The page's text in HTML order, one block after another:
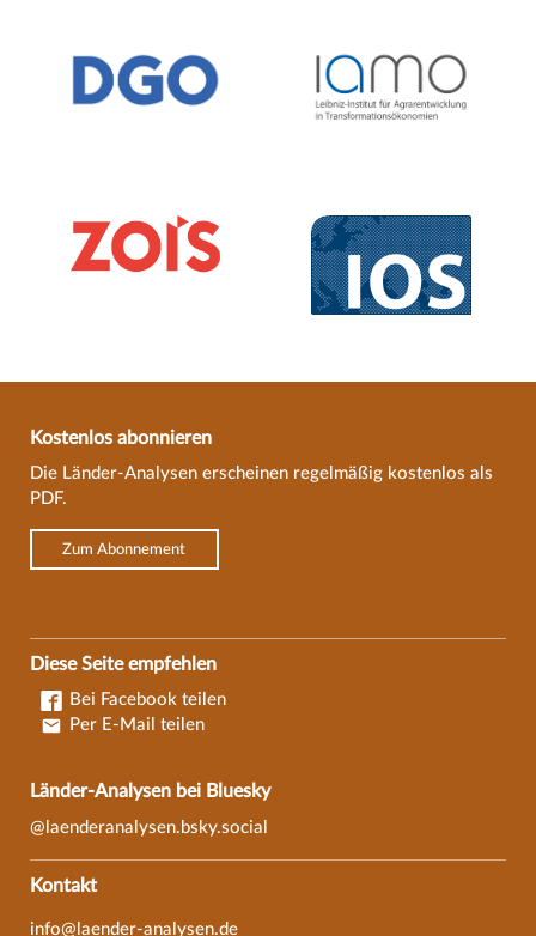
Kostenlos abonnieren
Die Länder-Analysen erscheinen regelmäßig kostenlos als
PDF.
Zum Abonnement
Diese Seite empfehlen
Bei Facebook teilen
Per E-Mail teilen
Länder-Analysen bei Bluesky
@laenderanalysen.bsky.social
Kontakt
info@laender-analysen.de